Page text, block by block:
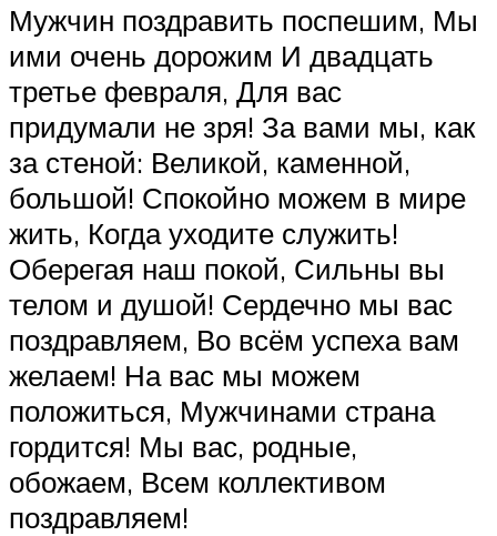
Мужчин поздравить поспешим, Мы
ими очень дорожим И двадцать
третье февраля, Для вас
придумали не зря! За вами мы, как
за стеной: Великой, каменной,
большой! Спокойно можем в мире
жить, Когда уходите служить!
Оберегая наш покой, Сильны вы
телом и душой! Сердечно мы вас
поздравляем, Во всём успеха вам
желаем! На вас мы можем
положиться, Мужчинами страна
гордится! Мы вас, родные,
обожаем, Всем коллективом
поздравляем!